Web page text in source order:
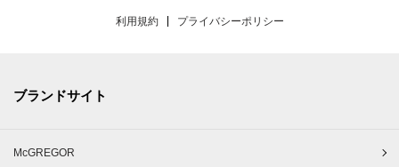
利用規約 プライバシーポリシー
ブランドサイト
McGREGOR